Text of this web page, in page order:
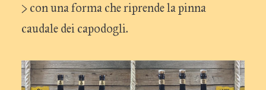
> con una forma che riprende la pinna
caudale dei capodogli.